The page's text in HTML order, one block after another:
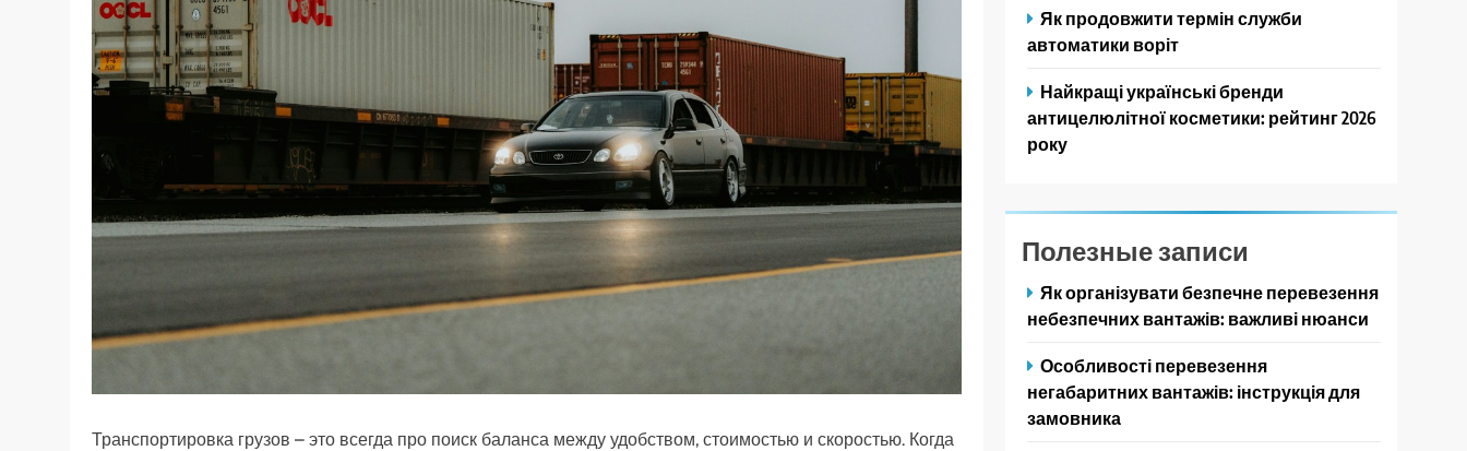
Транспортировка грузов – это всегда про поиск баланса между удобством, стоимостью и скоростью. Когда
Як продовжити термін служби
автоматики воріт
Найкращі українські бренди
антицелюлітної косметики: рейтинг 2026
року
Полезные записи
Як організувати безпечне перевезення
небезпечних вантажів: важливі нюанси
Особливості перевезення
негабаритних вантажів: інструкція для
замовника